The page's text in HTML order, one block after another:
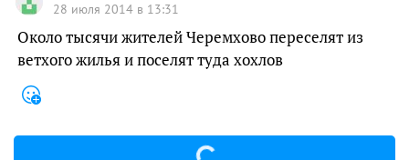
28 июля 2014 в 13:31
Около тысячи жителей Черемхово переселят из
ветхого жилья и поселят туда хохлов